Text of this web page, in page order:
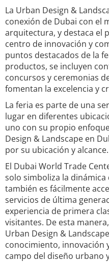
La Urban Design &
conexión de Dubai con el
arquitectura, y destaca el
centro de innovación y
puntos destacados de la
productos, se incluyen
concursos y ceremonias
fomentan la excelencia y
La feria es parte de una
lugar en diferentes
uno con su propio
Design & Landscape en
por su ubicación y alcance.
El Dubai World Trade
solo simboliza la
también es fácilmente
servicios de última
experiencia de primera
visitantes. De esta
Urban Design &
conocimiento, innovación
campo del diseño urbano